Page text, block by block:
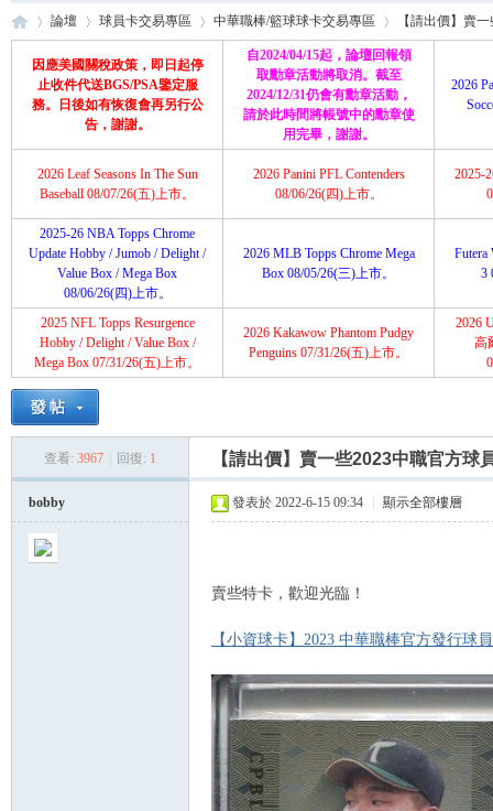
»
論壇
›
球員卡交易專區
›
中華職棒/籃球球卡交易專區
›
【請出價】賣
因應美國關稅政策，即日起停
止收件代送BGS/PSA鑒定服
務。日後如有恢復會再另行公
告，謝謝。
自2024/04/15起，論壇回報領
取勳章活動將取消。截至
2024/12/31仍會有勳章活動，
請於此時間將帳號中的勳章使
用完畢，謝謝。
2026
2026 Leaf Seasons In The Sun
Baseball 08/07/26(五)上市。
2026 Panini PFL Contenders
08/06/26(四)上市。
2025-
2025-26 NBA Topps Chrome
Update Hobby / Jumob / Delight /
Value Box / Mega Box
08/06/26(四)上市。
2026 MLB Topps Chrome Mega
Box 08/05/26(三)上市。
Futera
3
2025 NFL Topps Resurgence
Hobby / Delight / Value Box /
Mega Box 07/31/26(五)上市。
2026 Kakawow Phantom Pudgy
Penguins 07/31/26(五)上市。
2026
高
查看: 3967 回復: 1 【請出價】賣一些2023中職官方
bobby 發表於 2022-6-15 09:34 顯示全部樓層
賣些特卡，歡迎光臨！
【小資球卡】2023 中華職棒官方發行球